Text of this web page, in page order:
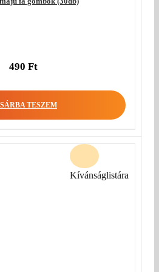
490 Ft
TESZEM
Kívánságlistára